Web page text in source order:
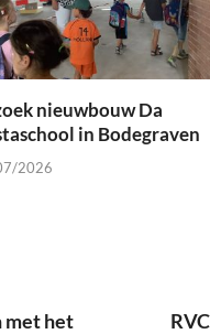
nieuwbouw Da
in Bodegraven
2026
met het